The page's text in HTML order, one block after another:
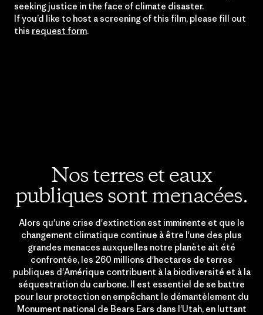
seeking justice in the face of climate disaster.
If you’d like to host a screening of this film, please fill out
this request form.
Nos terres et eaux
publiques sont menacées.
Alors qu'une crise d'extinction est imminente et que le
changement climatique continue à être l'une des plus
grandes menaces auxquelles notre planète ait été
confrontée, les 260 millions d'hectares de terres
publiques d'Amérique contribuent à la biodiversité et à la
séquestration du carbone. Il est essentiel de se battre
pour leur protection en empêchant le démantèlement du
Monument national de Bears Ears dans l'Utah, en luttant